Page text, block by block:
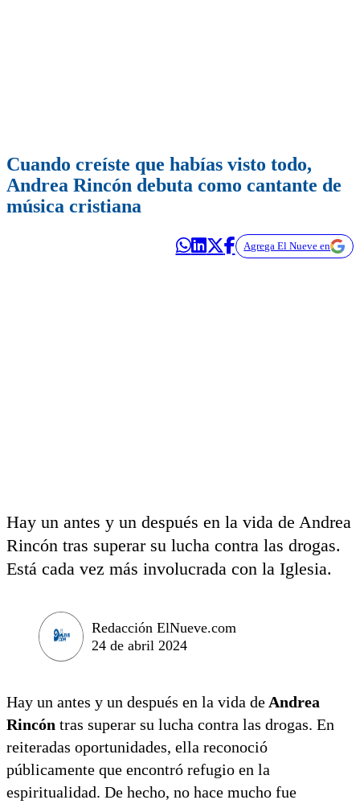
Cuando creíste que habías visto todo,
Andrea Rincón debuta como cantante de
música cristiana
Agrega El Nueve en
Hay un antes y un después en la vida de Andrea
Rincón tras superar su lucha contra las drogas.
Está cada vez más involucrada con la Iglesia.
Redacción ElNueve.com
24 de abril 2024
Hay un antes y un después en la vida de Andrea
Rincón tras superar su lucha contra las drogas. En
reiteradas oportunidades, ella reconoció
públicamente que encontró refugio en la
espiritualidad. De hecho, no hace mucho fue